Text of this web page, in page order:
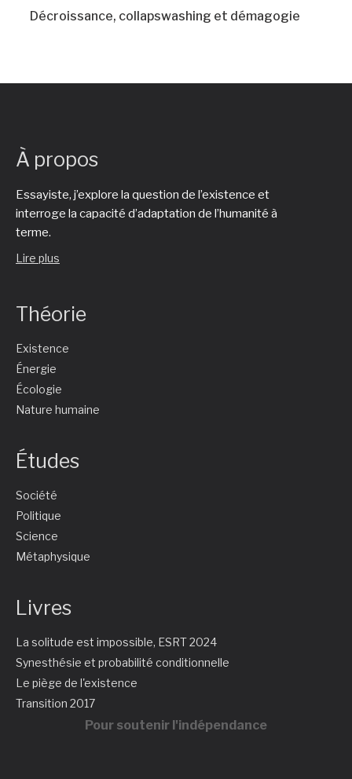
Décroissance, collapswashing et démagogie
À propos
Essayiste, j’explore la question de l’existence et
interroge la capacité d’adaptation de l’humanité à
terme.
Lire plus
Théorie
Existence
Énergie
Écologie
Nature humaine
Études
Société
Politique
Science
Métaphysique
Livres
La solitude est impossible, ESRT 2024
Synesthésie et probabilité conditionnelle
Le piège de l'existence
Transition 2017
Pour soutenir l'indépendance